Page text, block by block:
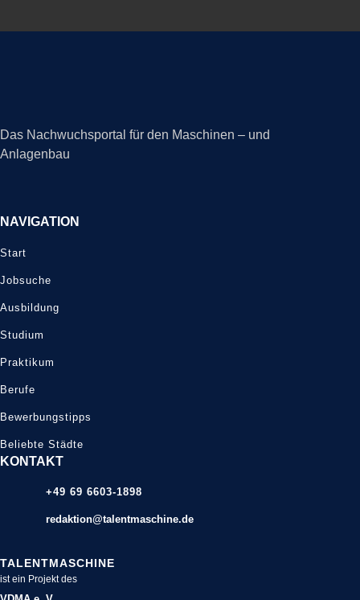
Das Nachwuchsportal für den Maschinen – und
Anlagenbau
NAVIGATION
Start
Jobsuche
Ausbildung
Studium
Praktikum
Berufe
Bewerbungstipps
Beliebte Städte
KONTAKT
+49 69 6603-1898
redaktion@talentmaschine.de
TALENTMASCHINE
ist ein Projekt des